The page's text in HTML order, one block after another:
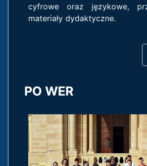
cyfrowe oraz językowe,
materiały dydaktyczne.
PO WER